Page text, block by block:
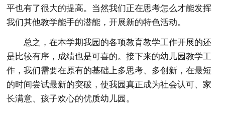
平也有了很大的提高。当然我们正在思考怎么才能发挥
我们其他教学能手的潜能，开展新的特色活动。
总之，在本学期我园的各项教育教学工作开展的还
是比较有序，成绩也是可喜的。接下来的幼儿园教学工
作，我们需要在原有的基础上多思考、多创新，在最短
的时间尝试最新的突破，使我园真正成为社会认可、家
长满意、孩子欢心的优质幼儿园。